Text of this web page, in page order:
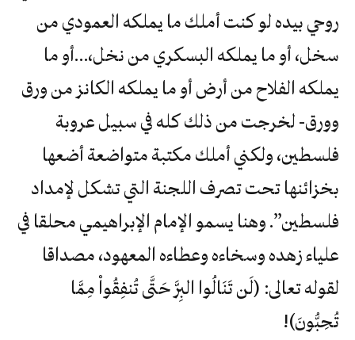
روحي بيده لو كنت أملك ما يملكه العمودي من
سخل، أو ما يملكه البسكري من نخل،…أو ما
يملكه الفلاح من أرض أو ما يملكه الكانز من ورق
وورق- لخرجت من ذلك كله في سبيل عروبة
فلسطين، ولكني أملك مكتبة متواضعة أضعها
بخزائنها تحت تصرف اللجنة التي تشكل لإمداد
فلسطين”. وهنا يسمو الإمام الإبراهيمي محلقا في
علياء زهده وسخاءه وعطاءه المعهود، مصداقا
لقوله تعالى: (لَن تَنَالُوا البِرَّ حَتَّى تُنفِقُواْ مِمَّا
تُحِبُّونَ)!